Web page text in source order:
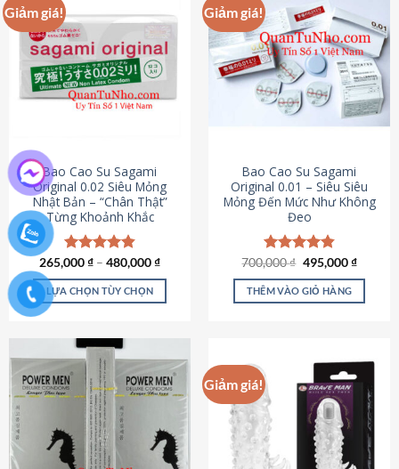
được
chọn
trên
trang
sản
phẩm
Giảm giá!
Bao Cao Su Sagami
Original 0.02 Siêu Mỏng
Nhật Bản – “Chân Thật”
Từng Khoảnh Khắc
Được xếp
hạng4.87
5 sao
265,000₫ – 480,000₫
LỰA CHỌN TÙY CHỌN
này
có
nhiều
biến
thể.
Các
tùy
Giảm giá!
Bao Cao Su Sagami
Original 0.01 – Siêu Siêu
Mỏng Đến Mức Như Không
Đeo
Được xếp
hạng4.83
5 sao
700,000₫ Giá
là:
700,000 ₫.
495,000₫Giá
tại
THÊM VÀO GIỎ HÀNG
Giảm giá!